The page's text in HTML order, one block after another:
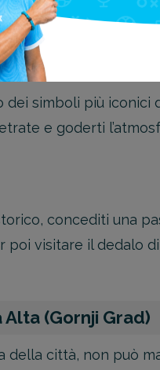
senza fermarti
simboli più
e goderti
concediti una
visitare il dedalo
(Gornji Grad)
città, non può